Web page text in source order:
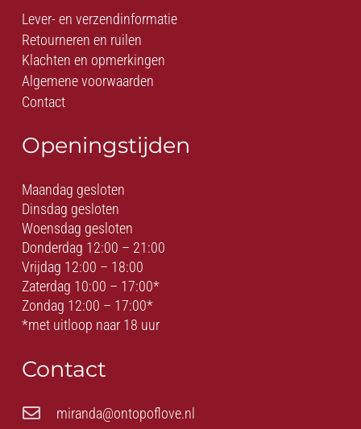
Lever- en verzendinformatie
Retourneren en ruilen
Klachten en opmerkingen
Algemene voorwaarden
Contact
Openingstijden
Maandag gesloten
Dinsdag gesloten
Woensdag gesloten
Donderdag 12:00 – 21:00
Vrijdag 12:00 – 18:00
Zaterdag 10:00 – 17:00*
Zondag 12:00 – 17:00*
*met uitloop naar 18 uur
Contact
miranda@ontopoflove.nl